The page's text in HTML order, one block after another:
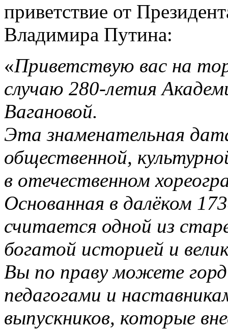
приветствие от
Владимира Путина:
«Приветствую вас на
случаю 280-летия
Вагановой.
Эта знаменательная
общественной,
в отечественном
Основанная в далёком
считается одной из
богатой историей и
Вы по праву можете
педагогами и
выпускников, которые